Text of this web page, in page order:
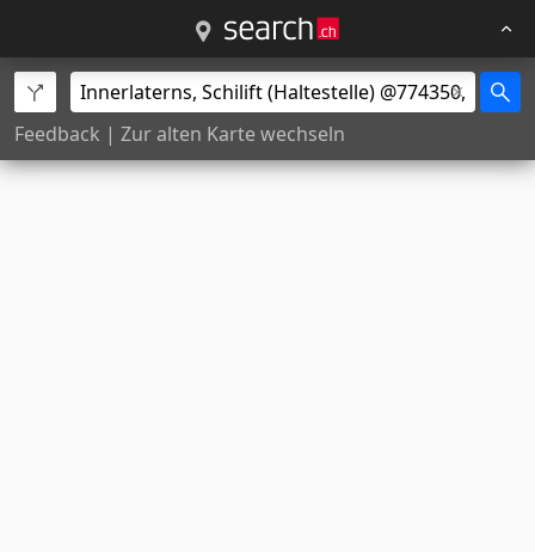
Feedback | Zur alten Karte wechseln